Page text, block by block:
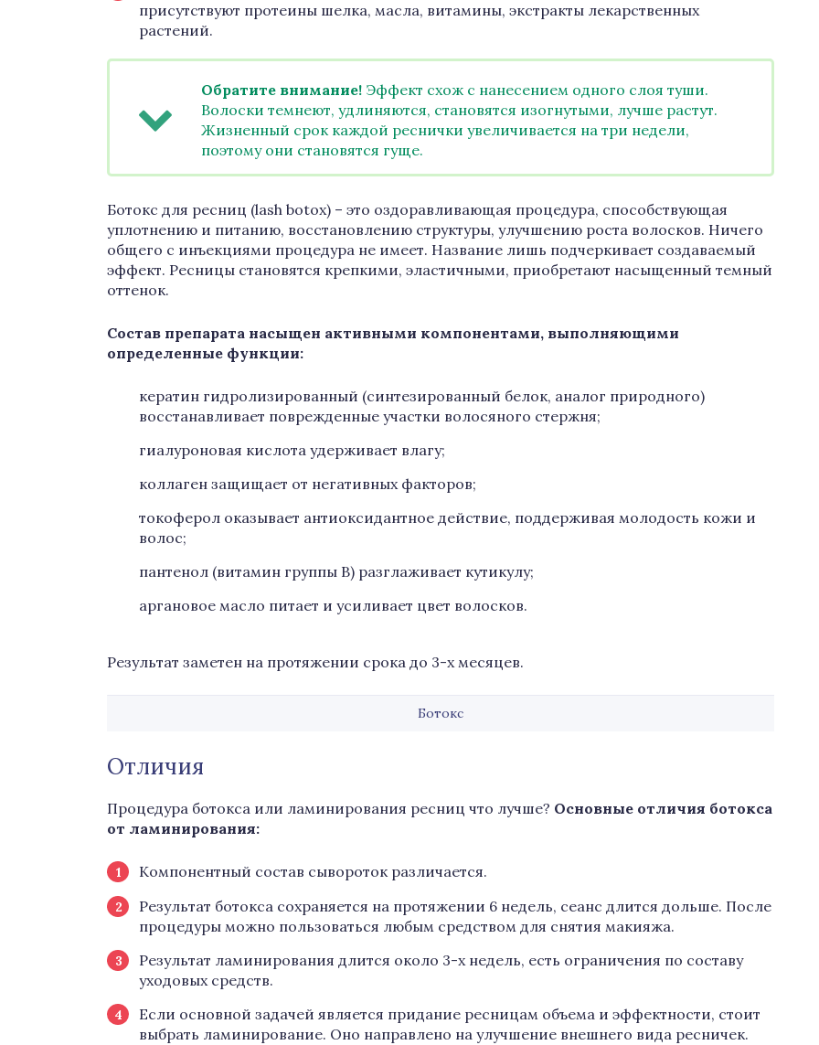
присутствуют протеины шелка, масла, витамины, экстракты лекарственных
растений.
Обратите внимание! Эффект схож с нанесением одного слоя туши.
Волоски темнеют, удлиняются, становятся изогнутыми, лучше растут.
Жизненный срок каждой реснички увеличивается на три недели,
поэтому они становятся гуще.
Ботокс для ресниц (lash botox) – это оздоравливающая процедура, способствующая
уплотнению и питанию, восстановлению структуры, улучшению роста волосков. Ничего
общего с инъекциями процедура не имеет. Название лишь подчеркивает создаваемый
эффект. Ресницы становятся крепкими, эластичными, приобретают насыщенный темный
оттенок.
Состав препарата насыщен активными компонентами, выполняющими
определенные функции:
кератин гидролизированный (синтезированный белок, аналог природного)
восстанавливает поврежденные участки волосяного стержня;
гиалуроновая кислота удерживает влагу;
коллаген защищает от негативных факторов;
токоферол оказывает антиоксидантное действие, поддерживая молодость кожи и
волос;
пантенол (витамин группы B) разглаживает кутикулу;
аргановое масло питает и усиливает цвет волосков.
Результат заметен на протяжении срока до 3-х месяцев.
Ботокс
Отличия
Процедура ботокса или ламинирования ресниц что лучше? Основные отличия ботокса
от ламинирования:
Компонентный состав сывороток различается.
Результат ботокса сохраняется на протяжении 6 недель, сеанс длится дольше. После
процедуры можно пользоваться любым средством для снятия макияжа.
Результат ламинирования длится около 3-х недель, есть ограничения по составу
уходовых средств.
Если основной задачей является придание ресницам объема и эффектности, стоит
выбрать ламинирование. Оно направлено на улучшение внешнего вида ресничек.